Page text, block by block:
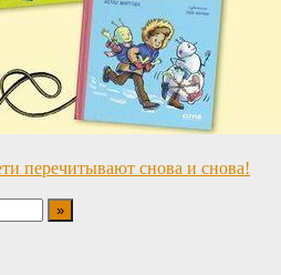
перечитывают снова и снова!